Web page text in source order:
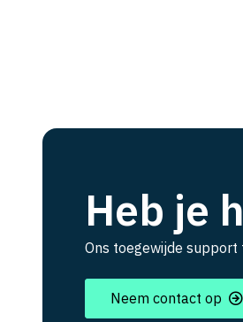
Heb je
Ons toegewijde
Neem contact op